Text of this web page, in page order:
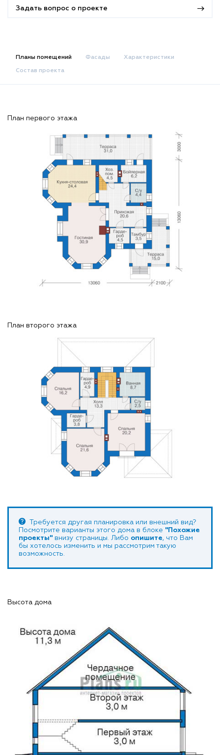
Задать вопрос о проекте
Планы помещений Фасады Характеристики
Состав проекта
План первого этажа
План второго этажа
Требуется другая планировка или внешний вид?
Посмотрите варианты этого дома в блоке "Похожие
проекты" внизу страницы. Либо опишите, что Вам
бы хотелось изменить и мы рассмотрим такую
возможность.
Высота дома